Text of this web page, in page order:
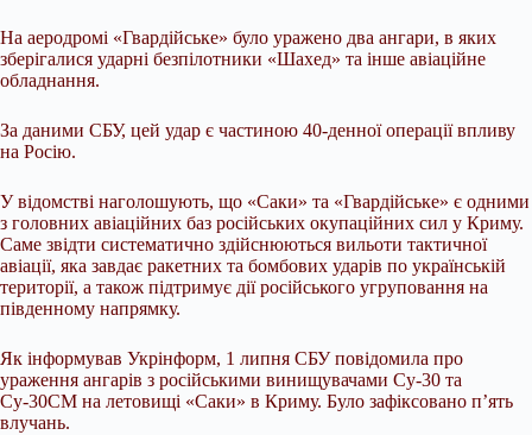
На аеродромі «Гвардійське» було уражено два ангари, в яких
зберігалися ударні безпілотники «Шахед» та інше авіаційне
обладнання.
За даними СБУ, цей удар є частиною 40-денної операції впливу
на Росію.
У відомстві наголошують, що «Саки» та «Гвардійське» є одними
з головних авіаційних баз російських окупаційних сил у Криму.
Саме звідти систематично здійснюються вильоти тактичної
авіації, яка завдає ракетних та бомбових ударів по українській
території, а також підтримує дії російського угруповання на
південному напрямку.
Як інформував Укрінформ, 1 липня СБУ повідомила про
ураження ангарів з російськими винищувачами Су-30 та
Су-30СМ на летовищі «Саки» в Криму. Було зафіксовано п’ять
влучань.